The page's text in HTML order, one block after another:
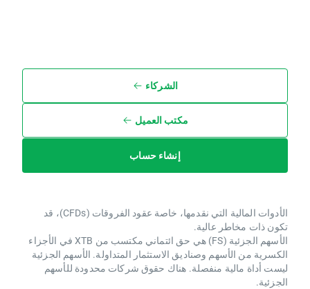
الشركاء
مكتب العميل
إنشاء حساب
الأدوات المالية التي نقدمها، خاصة عقود الفروقات (CFDs)، قد
تكون ذات مخاطر عالية.
الأسهم الجزئية (FS) هي حق ائتماني مكتسب من XTB ​​في الأجزاء
الكسرية من الأسهم وصناديق الاستثمار المتداولة. الأسهم الجزئية
ليست أداة مالية منفصلة. هناك حقوق شركات محدودة للأسهم
الجزئية.